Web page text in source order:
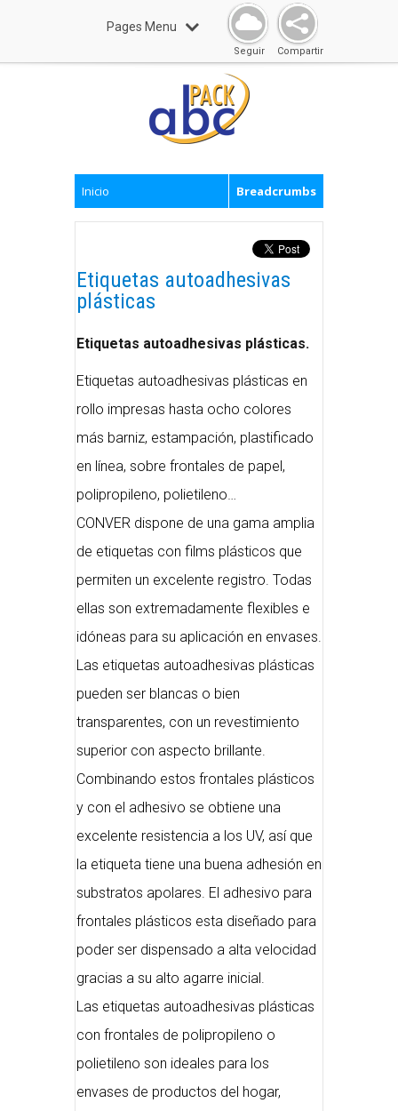
Pages Menu
Compartir
Seguir
Inicio Breadcrumbs
Etiquetas autoadhesivas
plásticas
Etiquetas autoadhesivas plásticas.
Etiquetas autoadhesivas plásticas en
rollo impresas hasta ocho colores
más barniz, estampación, plastificado
en línea, sobre frontales de papel,
polipropileno, polietileno…
CONVER dispone de una gama amplia
de etiquetas con films plásticos que
permiten un excelente registro. Todas
ellas son extremadamente flexibles e
idóneas para su aplicación en envases.
Las etiquetas autoadhesivas plásticas
pueden ser blancas o bien
transparentes, con un revestimiento
superior con aspecto brillante.
Combinando estos frontales plásticos
y con el adhesivo se obtiene una
excelente resistencia a los UV, así que
la etiqueta tiene una buena adhesión en
substratos apolares. El adhesivo para
frontales plásticos esta diseñado para
poder ser dispensado a alta velocidad
gracias a su alto agarre inicial.
Las etiquetas autoadhesivas plásticas
con frontales de polipropileno o
polietileno son ideales para los
envases de productos del hogar,